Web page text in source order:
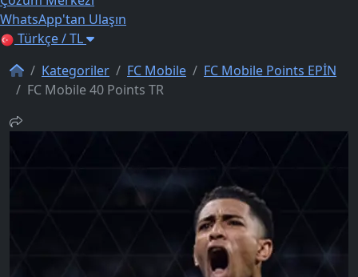
WhatsApp'tan Ulaşın
Türkçe / TL
Kategoriler
FC Mobile
FC Mobile Points EPİN
FC Mobile 40 Points TR